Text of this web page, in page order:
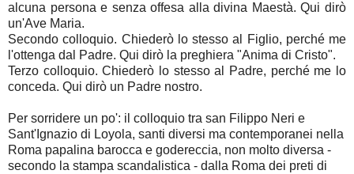
alcuna persona e senza offesa alla divina Maestà. Qui dirò
un'Ave Maria.
Secondo colloquio. Chiederò lo stesso al Figlio, perché me
l'ottenga dal Padre. Qui dirò la preghiera "Anima di Cristo".
Terzo colloquio. Chiederò lo stesso al Padre, perché me lo
conceda. Qui dirò un Padre nostro.
Per sorridere un po': il colloquio tra san Filippo Neri e
Sant'Ignazio di Loyola, santi diversi ma contemporanei nella
Roma papalina barocca e godereccia, non molto diversa -
secondo la stampa scandalistica - dalla Roma dei preti di